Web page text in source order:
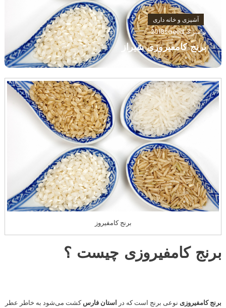
آشپزی و خانه داری
نوامبر 3, 2018
saeed
برنج کامفیروزی شیراز
برنج کامفیروز
برنج کامفیروزی چیست ؟
برنج کامفیروزی نوعی برنج است که در استان فارسکشت می‌شود به خاطر عطر